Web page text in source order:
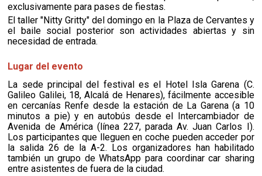
exclusivamente para pases de fiestas.
El taller "Nitty Gritty" del domingo en la Plaza de Cervantes y
el baile social posterior son actividades abiertas y sin
necesidad de entrada.
Lugar del evento
La sede principal del festival es el Hotel Isla Garena (C.
Galileo Galilei, 18, Alcalá de Henares), fácilmente accesible
en cercanías Renfe desde la estación de La Garena (a 10
minutos a pie) y en autobús desde el Intercambiador de
Avenida de América (línea 227, parada Av. Juan Carlos I).
Los participantes que lleguen en coche pueden acceder por
la salida 26 de la A-2. Los organizadores han habilitado
también un grupo de WhatsApp para coordinar car sharing
entre asistentes de fuera de la ciudad.